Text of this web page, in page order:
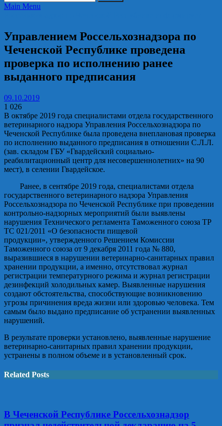
Main Menu
Управлением Россельхознадзора по
Чеченской Республике проведена
проверка по исполнению ранее
выданного предписания
09.10.2019
1 026
В октябре 2019 года специалистами отдела государственного
ветеринарного надзора Управления Россельхознадзора по
Чеченской Республике была проведена внеплановая проверка
по исполнению выданного предписания в отношении С.Л.Л.
(зав. складом ГБУ «Гвардейский социально-
реабилитационный центр для несовершеннолетних» на 90
мест), в селении Гвардейское.
Ранее, в сентябре 2019 года, специалистами отдела
государственного ветеринарного надзора Управления
Россельхознадзора по Чеченской Республике при проведении
контрольно-надзорных мероприятий были выявлены
нарушения Технического регламента Таможенного союза ТР
ТС 021/2011 «О безопасности пищевой
продукции», утвержденного Решением Комиссии
Таможенного союза от 9 декабря 2011 года № 880,
выразившиеся в нарушении ветеринарно-санитарных правил
хранении продукции, а именно, отсутствовал журнал
регистрации температурного режима и журнал регистрации
дезинфекций холодильных камер. Выявленные нарушения
создают обстоятельства, способствующие возникновению
угрозы причинения вреда жизни или здоровью человека. Тем
самым было выдано предписание об устранении выявленных
нарушений.
В результате проверки установлено, выявленные нарушение
ветеринарно-санитарных правил хранении продукции,
устранены в полном объеме и в установленный срок.
Related Posts
В Чеченской Республике Россельхознадзор